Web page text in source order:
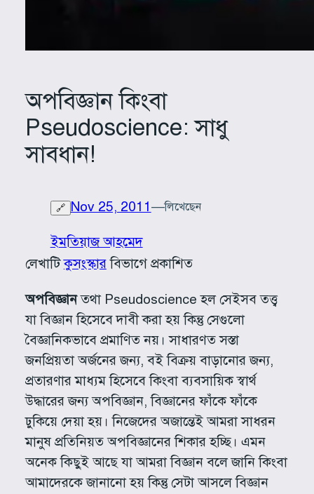
অপবিজ্ঞান কিংবা
Pseudoscience: সাধু
সাবধান!
🔗 Nov 25, 2011—লিখেছেন
ইমতিয়াজ আহমেদ
লেখাটিকুসংস্কারবিভাগে প্রকাশিত
অপবিজ্ঞানতথা Pseudoscience হল সেইসব তত্ত্ব
যা বিজ্ঞান হিসেবে দাবী করা হয় কিন্তু সেগুলো
বৈজ্ঞানিকভাবে প্রমাণিত নয়। সাধারণত সস্তা
জনপ্রিয়তা অর্জনের জন্য, বই বিক্রয় বাড়ানোর জন্য,
প্রতারণার মাধ্যম হিসেবে কিংবা ব্যবসায়িক স্বার্থ
উদ্ধারের জন্য অপবিজ্ঞান, বিজ্ঞানের ফাঁকে ফাঁকে
ঢুকিয়ে দেয়া হয়। নিজেদের অজান্তেই আমরা সাধরন
মানুষ প্রতিনিয়ত অপবিজ্ঞানের শিকার হচ্ছি। এমন
অনেক কিছুই আছে যা আমরা বিজ্ঞান বলে জানি কিংবা
আমাদেরকে জানানো হয় কিন্তু সেটা আসলে বিজ্ঞান